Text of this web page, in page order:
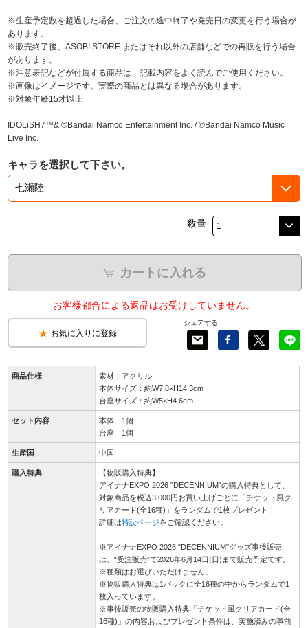
ラブライブ！虹ヶ咲学園スクールアイドル同好会
ラブライブ！スーパースター!!
アイドリッシュセブン
モフモフパレード
※生産予定数を超過した場合、ご注文の途中終了や発売日の変更を行う場合が
あります。
※販売終了後、ASOBI STORE またはそれ以外の店舗などでの再販を行う場合
があります。
※注意表記などが付属する商品は、記載内容をよく読んでご使用ください。
※画像はイメージです。実際の商品とは異なる場合があります。
※対象年齢15才以上
IDOLiSH7™& ©Bandai Namco Entertainment Inc. / ©Bandai Namco Music
Live Inc.
キャラを選択して下さい。
数量
カートに入れる
お客様都合による返品はお受けしていません。
お気に入りに登録
シェアする
商品仕様
素材：アクリル
本体サイズ：約W7.8×H14.3cm
台座サイズ：約W5×H4.6cm
セット内容
本体 1個
台座 1個
生産国 中国
購入特典
【物販購入特典】
アイナナEXPO 2026 "DECENNIUM"の購入特典として、
対象商品を税込3,000円お買い上げごとに「チケット風ク
リアカード(全16種)」をランダムで1枚プレゼント！
詳細は特設ページをご確認ください。
※アイナナEXPO 2026 "DECENNIUM"グッズ事後販売
は、“受注販売”で2026年6月14日(日)まで販売予定です。
※種類はお選びいただけません。
※物販購入特典は1パックに全16種の中からランダムで1
枚入っています。
※事後販売の物販購入特典「チケット風クリアカード(全
16種)」の内容およびプレゼント条件は、実施済みの事前